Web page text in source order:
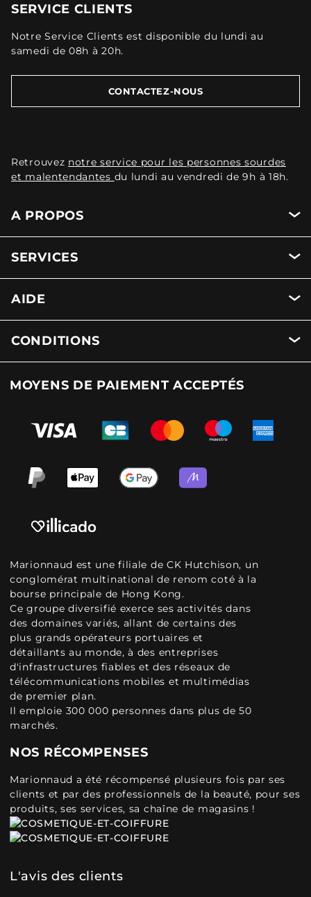
SERVICE CLIENTS
Notre Service Clients est disponible du lundi au
samedi de 08h à 20h.
CONTACTEZ-NOUS
Retrouvez notre service pour les personnes sourdes
et malentendantes du lundi au vendredi de 9h à 18h.
A PROPOS
SERVICES
AIDE
CONDITIONS
MOYENS DE PAIEMENT ACCEPTÉS
Marionnaud est une filiale de CK Hutchison, un
conglomérat multinational de renom coté à la
bourse principale de Hong Kong.
Ce groupe diversifié exerce ses activités dans
des domaines variés, allant de certains des
plus grands opérateurs portuaires et
détaillants au monde, à des entreprises
d'infrastructures fiables et des réseaux de
télécommunications mobiles et multimédias
de premier plan.
Il emploie 300 000 personnes dans plus de 50
marchés.
NOS RÉCOMPENSES
Marionnaud a été récompensé plusieurs fois par ses
clients et par des professionnels de la beauté, pour ses
produits, ses services, sa chaîne de magasins !
L'avis des clients